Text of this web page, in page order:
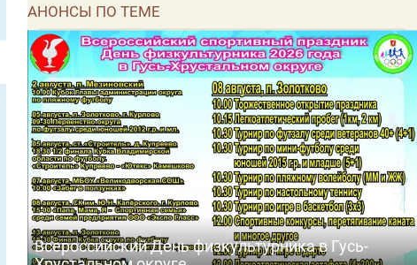
АНОНСЫ ПО ТЕМЕ
Всероссийский День физкультурника в Гусь-